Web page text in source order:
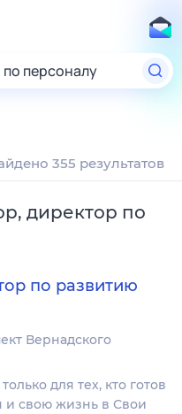
персоналу
355 результатов
директор по
по развитию
Вернадского
для тех, кто готов
и свою жизнь в Свои